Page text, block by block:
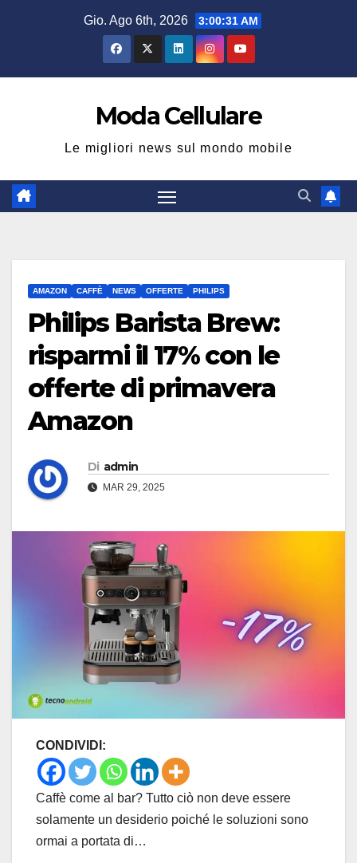
Gio. Ago 6th, 2026 3:00:31 AM
Moda Cellulare
Le migliori news sul mondo mobile
AMAZON CAFFÈ NEWS OFFERTE PHILIPS
Philips Barista Brew:
risparmi il 17% con le
offerte di primavera
Amazon
Di admin
MAR 29, 2025
CONDIVIDI:
Caffè come al bar? Tutto ciò non deve essere
solamente un desiderio poiché le soluzioni sono
ormai a portata di…